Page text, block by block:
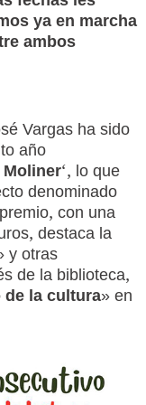
ya en marcha
ambos
Vargas ha sido
año
‘, lo que
denominado
con una
destaca la
y otras
de la biblioteca,
la cultura» en